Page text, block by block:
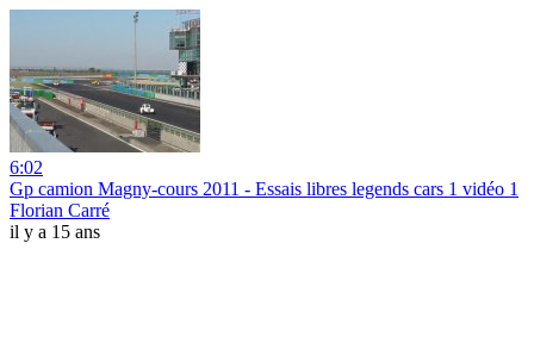
6:02
Gp camion Magny-cours 2011 - Essais libres legends cars 1 vidéo 1
Florian Carré
il y a 15 ans